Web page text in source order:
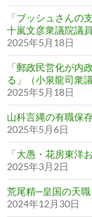
「ブッシュさんの
十嵐文彦衆議院議
2025年5月18日
「郵政民営化が内
る」（小泉龍司衆
2025年5月18日
山科言縄の有職保
2025年5月6日
「大愚・花房東洋
2025年3月2日
荒尾精─皇国の天
2024年12月30日